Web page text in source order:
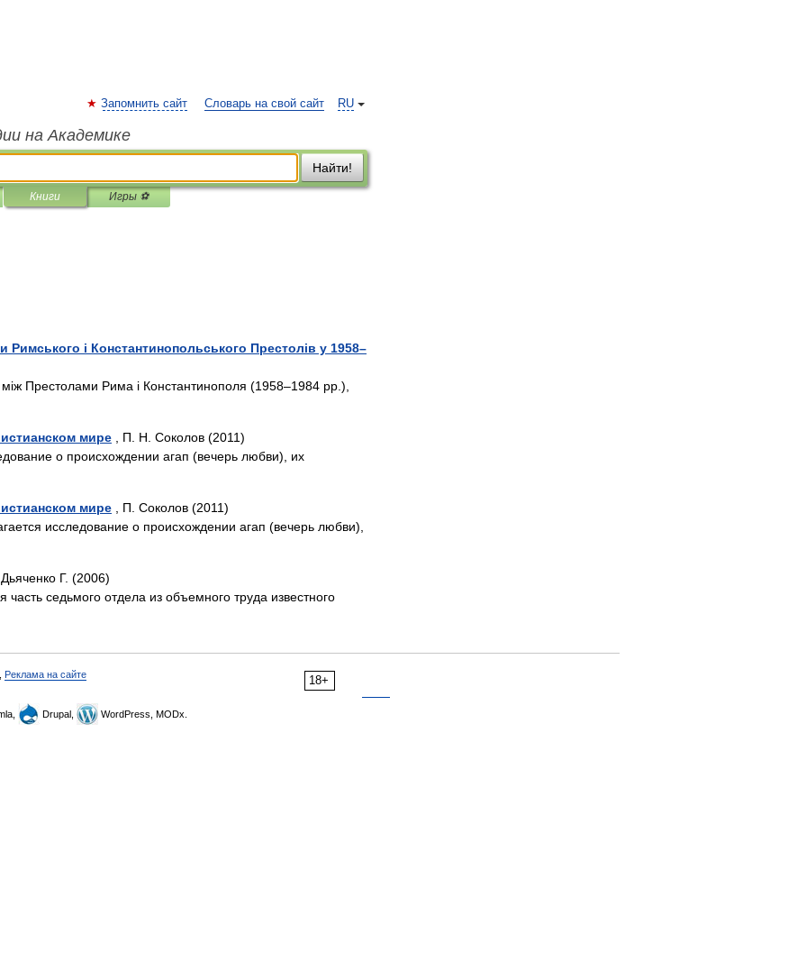
RU
Запомнить сайт Словарь на свой сайт
на Академике
Найти!
Книги Игры ⚽
Римського і Константинопольського Престолів у 1958–
Престолами Рима і Константинополя (1958–1984 pp.),
мире , П. Н. Соколов (2011)
о происхождении агап (вечерь любви), их
мире , П. Соколов (2011)
исследование о происхождении агап (вечерь любви),
Дьяченко Г. (2006)
седьмого отде­ла из объемного труда известного
18+
Реклама на сайте
Drupal, WordPress, MODx.